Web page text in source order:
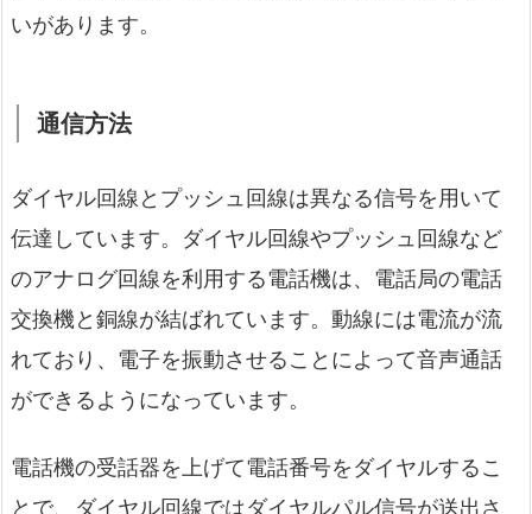
いがあります。
通信方法
ダイヤル回線とプッシュ回線は異なる信号を用いて
伝達しています。ダイヤル回線やプッシュ回線など
のアナログ回線を利用する電話機は、電話局の電話
交換機と銅線が結ばれています。動線には電流が流
れており、電子を振動させることによって音声通話
ができるようになっています。
電話機の受話器を上げて電話番号をダイヤルするこ
とで、ダイヤル回線ではダイヤルパル信号が送出さ